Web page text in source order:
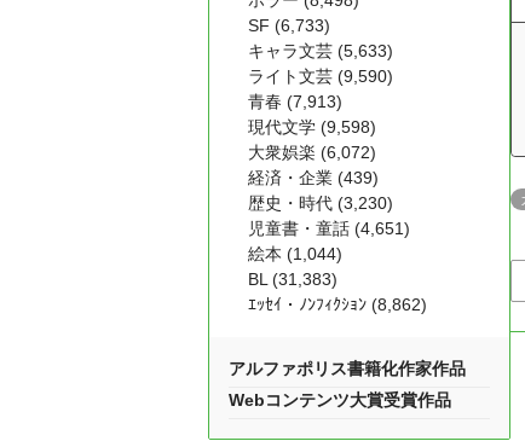
SF (6,733)
キャラ文芸 (5,633)
ライト文芸 (9,590)
青春 (7,913)
現代文学 (9,598)
大衆娯楽 (6,072)
経済・企業 (439)
歴史・時代 (3,230)
児童書・童話 (4,651)
絵本 (1,044)
BL (31,383)
ｴｯｾｲ・ﾉﾝﾌｨｸｼｮﾝ (8,862)
アルファポリス書籍化作家作品
Webコンテンツ大賞受賞作品